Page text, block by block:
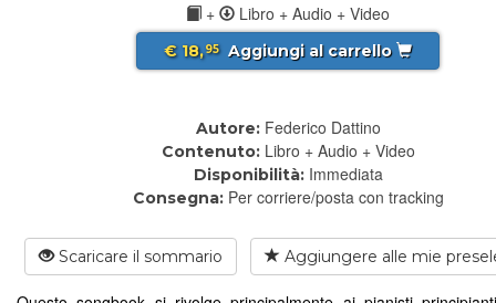
+ Libro + Audio + Video
€ 18,95 Aggiungi al carrello
Autore: Federico Dattino
Contenuto: Libro + Audio + Video
Disponibilità: Immediata
Consegna: Per corriere/posta con tracking
Scaricare il sommario Aggiungere alle mie